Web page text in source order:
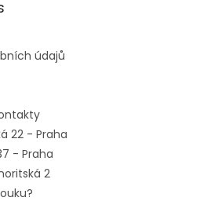
údajů
22 - Praha
- Praha
2